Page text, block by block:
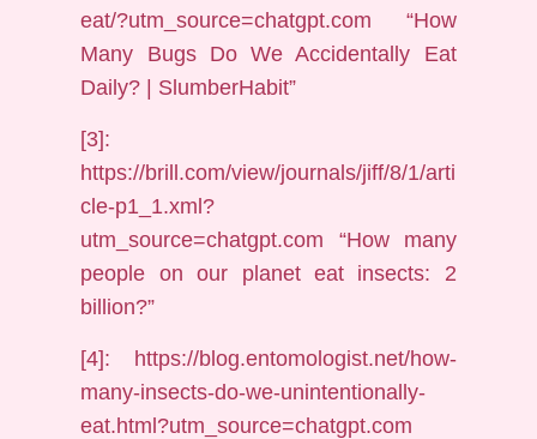
eat/?utm_source=chatgpt.com “How
Many Bugs Do We Accidentally Eat
Daily? | SlumberHabit”
[3]:
https://brill.com/view/journals/jiff/8/1/arti
cle-p1_1.xml?
utm_source=chatgpt.com “How many
people on our planet eat insects: 2
billion?”
[4]: https://blog.entomologist.net/how-
many-insects-do-we-unintentionally-
eat.html?utm_source=chatgpt.com